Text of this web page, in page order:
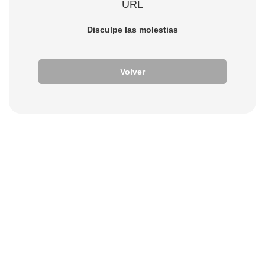
URL
Disculpe las molestias
Volver